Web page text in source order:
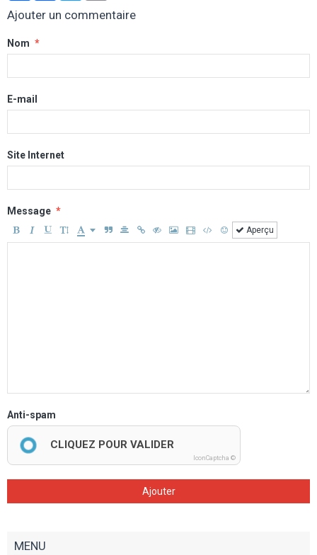
Ajouter un commentaire
Nom
E-mail
Site Internet
Message
Aperçu
Anti-spam
CLIQUEZ POUR VALIDER
IconCaptcha ©
Ajouter
MENU